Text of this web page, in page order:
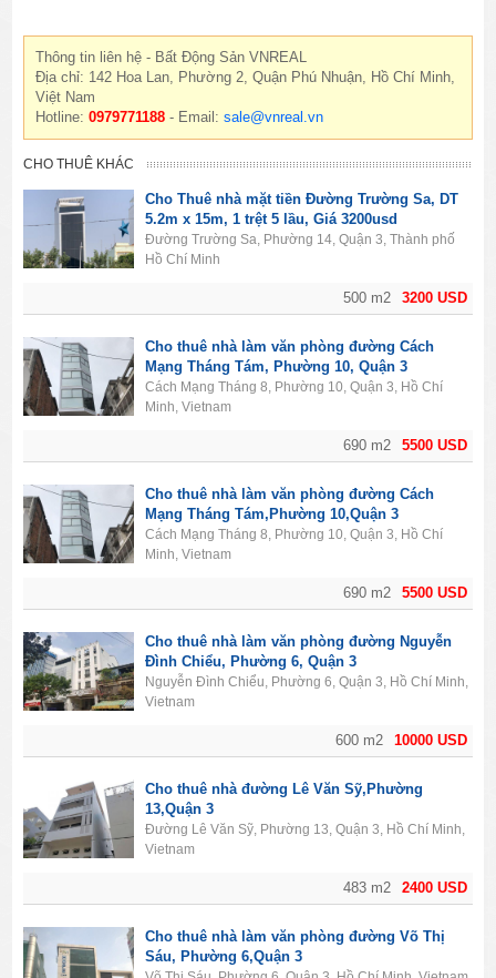
Thông tin liên hệ - Bất Động Sản VNREAL
Địa chỉ: 142 Hoa Lan, Phường 2, Quận Phú Nhuận, Hồ Chí Minh,
Việt Nam
Hotline:0979771188 - Email:sale@vnreal.vn
CHO THUÊ KHÁC
3200 USD
500 m2
Cho Thuê nhà mặt tiền Đường Trường Sa, DT
5.2m x 15m, 1 trệt 5 lầu, Giá 3200usd
Đường Trường Sa, Phường 14, Quận 3, Thành phố
Hồ Chí Minh
5500 USD
690 m2
Cho thuê nhà làm văn phòng đường Cách
Mạng Tháng Tám, Phường 10, Quận 3
Cách Mạng Tháng 8, Phường 10, Quận 3, Hồ Chí
Minh, Vietnam
5500 USD
690 m2
Cho thuê nhà làm văn phòng đường Cách
Mạng Tháng Tám,Phường 10,Quận 3
Cách Mạng Tháng 8, Phường 10, Quận 3, Hồ Chí
Minh, Vietnam
10000 USD
600 m2
Cho thuê nhà làm văn phòng đường Nguyễn
Đình Chiểu, Phường 6, Quận 3
Nguyễn Đình Chiểu, Phường 6, Quận 3, Hồ Chí Minh,
Vietnam
2400 USD
483 m2
Cho thuê nhà đường Lê Văn Sỹ,Phường
13,Quận 3
Đường Lê Văn Sỹ, Phường 13, Quận 3, Hồ Chí Minh,
Vietnam
Cho thuê nhà làm văn phòng đường Võ Thị
Sáu, Phường 6,Quận 3